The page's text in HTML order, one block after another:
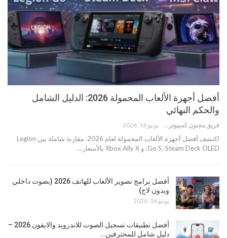
أفضل أجهزة الألعاب المحمولة 2026: الدليل الشامل
والحكم النهائي
فريق مجنون كمبيوتر يونيو 16, 2026
اكتشف أفضل أجهزة الألعاب المحمولة لعام 2026. مقارنة شاملة بين Legion
Go S، Steam Deck OLED، و Xbox Ally X بالأسعار.…
أفضل برامج تصوير الألعاب للهاتف 2026 (بصوت داخلي
وبدون لاج)
يونيو 16, 2026
أفضل تطبيقات تسجيل الصوت للاندرويد والايفون 2026 –
دليل شامل للمحترفين…